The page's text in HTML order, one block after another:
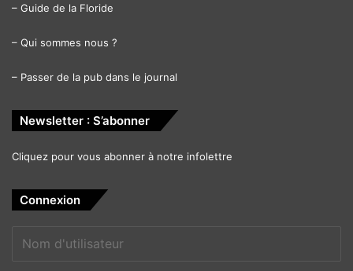
– Guide de la Floride
– Qui sommes nous ?
– Passer de la pub dans le journal
Newsletter : S’abonner
Cliquez pour vous abonner à notre infolettre
Connexion